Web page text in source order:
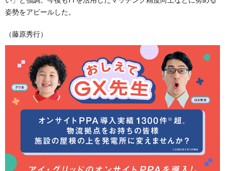
姿勢をアピールした。
（藤原秀行）